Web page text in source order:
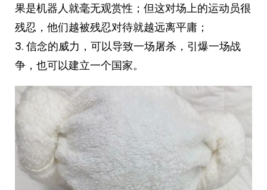
果是机器人就毫无观赏性；但这对场上的运动员很
残忍，他们越被残忍对待就越远离平庸；
3. 信念的威力，可以导致一场屠杀，引爆一场战
争，也可以建立一个国家。